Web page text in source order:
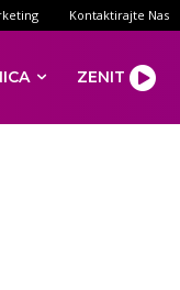
Kontaktirajte Nas
ZENIT